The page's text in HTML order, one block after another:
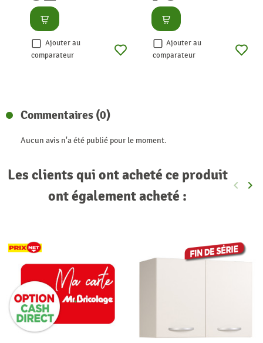
Consulter
Ajouter au
comparateur
Consulter
Ajouter au
comparateur
Commentaires (0)
Aucun avis n'a été publié pour le moment.
Les clients qui ont acheté ce produit
ont également acheté :
keyboard_arrow_left keyboard_arrow_right